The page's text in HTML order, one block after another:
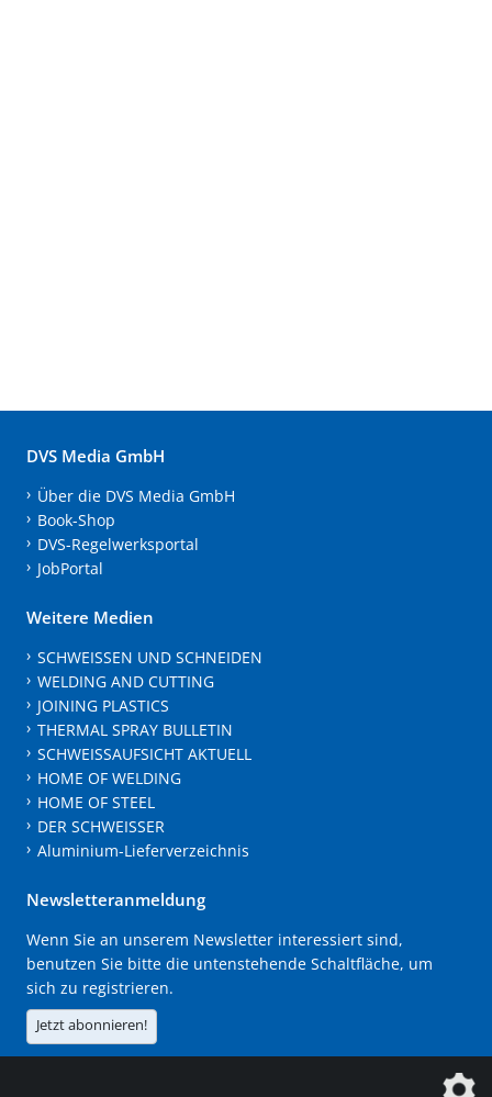
DVS Media GmbH
Über die DVS Media GmbH
Book-Shop
DVS-Regelwerksportal
JobPortal
Weitere Medien
SCHWEISSEN UND SCHNEIDEN
WELDING AND CUTTING
JOINING PLASTICS
THERMAL SPRAY BULLETIN
SCHWEISSAUFSICHT AKTUELL
HOME OF WELDING
HOME OF STEEL
DER SCHWEISSER
Aluminium-Lieferverzeichnis
Newsletteranmeldung
Wenn Sie an unserem Newsletter interessiert sind,
benutzen Sie bitte die untenstehende Schaltfläche, um
sich zu registrieren.
Jetzt abonnieren!